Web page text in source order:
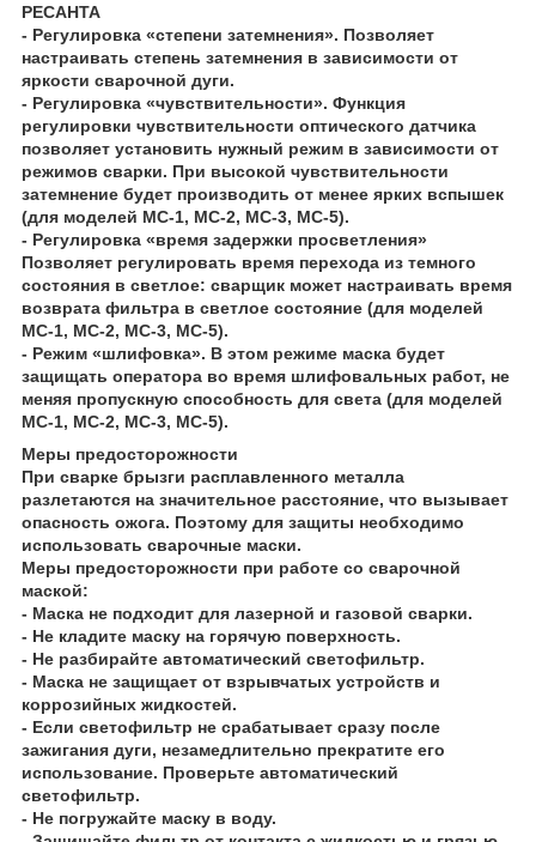
РЕСАНТА
- Регулировка «степени затемнения». Позволяет
настраивать степень затемнения в зависимости от
яркости сварочной дуги.
- Регулировка «чувствительности». Функция
регулировки чувствительности оптического датчика
позволяет установить нужный режим в зависимости от
режимов сварки. При высокой чувствительности
затемнение будет производить от менее ярких вспышек
(для моделей МС-1, МС-2, МС-3, МС-5).
- Регулировка «время задержки просветления»
Позволяет регулировать время перехода из темного
состояния в светлое: сварщик может настраивать время
возврата фильтра в светлое состояние (для моделей
МС-1, МС-2, МС-3, МС-5).
- Режим «шлифовка». В этом режиме маска будет
защищать оператора во время шлифовальных работ, не
меняя пропускную способность для света (для моделей
МС-1, МС-2, МС-3, МС-5).
Меры предосторожности
При сварке брызги расплавленного металла
разлетаются на значительное расстояние, что вызывает
опасность ожога. Поэтому для защиты необходимо
использовать сварочные маски.
Меры предосторожности при работе со сварочной
маской:
- Маска не подходит для лазерной и газовой сварки.
- Не кладите маску на горячую поверхность.
- Не разбирайте автоматический светофильтр.
- Маска не защищает от взрывчатых устройств и
коррозийных жидкостей.
- Если светофильтр не срабатывает сразу после
зажигания дуги, незамедлительно прекратите его
использование. Проверьте автоматический
светофильтр.
- Не погружайте маску в воду.